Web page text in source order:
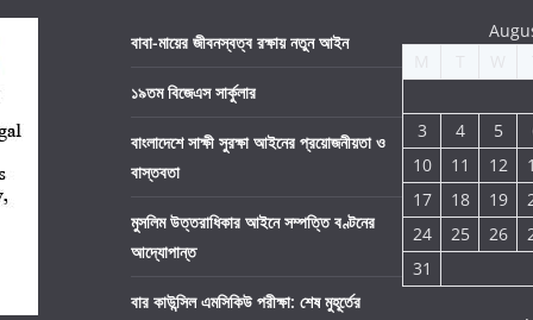
বাবা-মায়ের জীবনস্বত্ব রক্ষায় নতুন আইন
১৯তম বিজেএস সার্কুলার
বাংলাদেশে সাক্ষী সুরক্ষা আইনের প্রয়োজনীয়তা ও
বাস্তবতা
মুসলিম উত্তরাধিকার আইনে সম্পত্তি বণ্টনের
আদ্যোপান্ত
বার কাউন্সিল এমসিকিউ পরীক্ষা: শেষ মুহূর্তের
3
4 5
10
11 12
17
18 19
24
25 26
31